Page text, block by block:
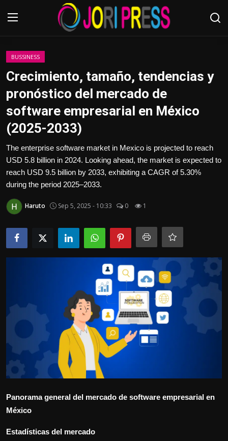
Login
Advertisement
Trending News
About us
Contact us
Bussiness
Politics
Sport
BUSSINESS
Crecimiento, tamaño, tendencias y
pronóstico del mercado de
software empresarial en México
(2025-2033)
The enterprise software market in Mexico is projected to reach
USD 5.8 billion in 2024. Looking ahead, the market is expected to
reach USD 9.5 billion by 2033, exhibiting a CAGR of 5.30%
during the period 2025–2033.
Haruto Sep 5, 2025 - 10:33 0 1
Panorama general del mercado de software empresarial en
México
Estadísticas del mercado